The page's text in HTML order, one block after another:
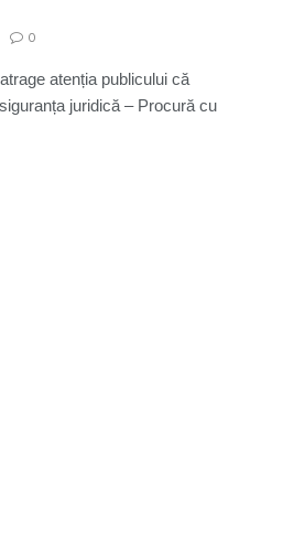
0
atenția publicului că
juridică – Procură cu